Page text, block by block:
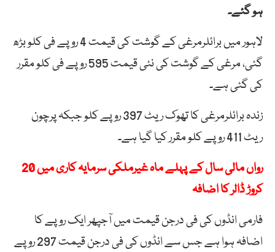
ہو گئے۔
لاہور میں برائلرمرغی کے گوشت کی قیمت 4 روپے فی کلو بڑھ
گئی، مرغی کے گوشت کی نئی قیمت 595 روپے فی کلو مقرر
کی گئی ہے۔
زندہ برائلرمرغی کا تھوک ریٹ 397 روپے کلو جبکہ پرچون
ریٹ 411 روپے کلو مقرر کیا گیا ہے۔
رواں مالی سال کے پہلے ماہ غیرملکی سرمایہ کاری میں 20
کروڑ ڈالر کا اضافہ
فارمی انڈوں کی فی درجن قیمت میں آجپھر ایک روپے کا
اضافہ ہوا ہے جس سے انڈوں کی فی درجن قیمت 297 روپے